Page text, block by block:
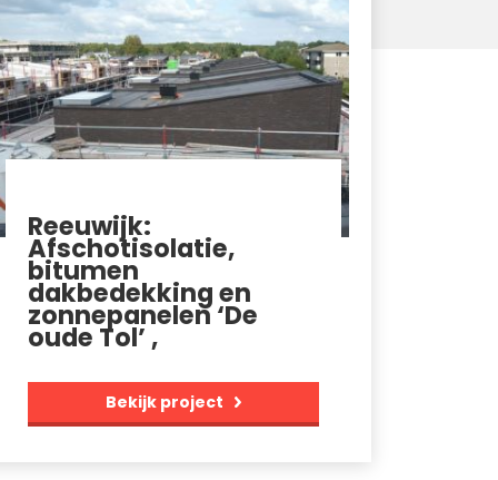
Reeuwijk:
Afschotisolatie,
bitumen
dakbedekking en
zonnepanelen ‘De
oude Tol’ ,
Bekijk project